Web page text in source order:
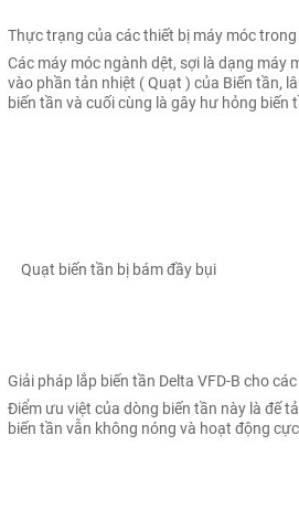
Thực trạng của các thiết bị máy móc
Các máy móc ngành dệt, sợi là dạng máy
vào phần tản nhiệt ( Quạt ) của Biến tần,
biến tần và cuối cùng là gây hư hỏng biến
Quạt biến tần bị bám đầy bụi
Giải pháp lắp biến tần Delta VFD-B cho
Điểm ưu việt của dòng biến tần này là đế
biến tần vẫn không nóng và hoạt động